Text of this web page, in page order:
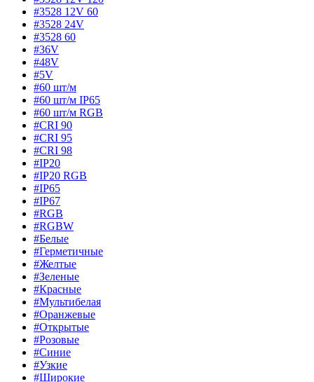
#3528 12V 60
#3528 24V
#3528 60
#36V
#48V
#5V
#60 шт/м
#60 шт/м IP65
#60 шт/м RGB
#CRI 90
#CRI 95
#CRI 98
#IP20
#IP20 RGB
#IP65
#IP67
#RGB
#RGBW
#Белые
#Герметичные
#Желтые
#Зеленые
#Красные
#Мультибелая
#Оранжевые
#Открытые
#Розовые
#Синие
#Узкие
#Широкие